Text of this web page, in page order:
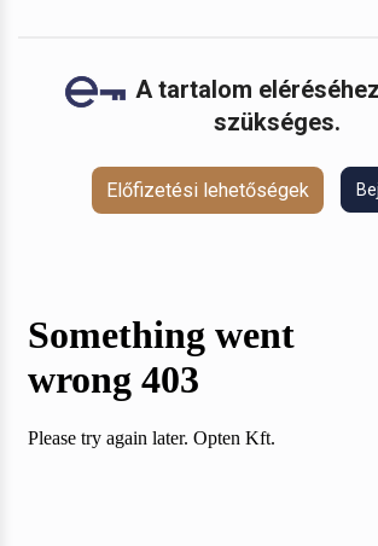
A tartalom
szükséges.
Előfizetési lehetőségek